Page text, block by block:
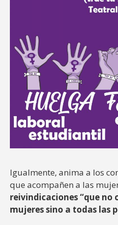
Igualmente, anima a los
que acompañen a las
reivindicaciones “que no
mujeres sino a todas las